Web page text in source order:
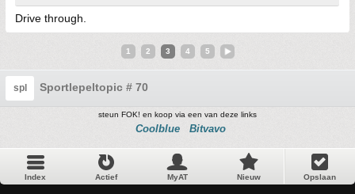
Drive through.
1 2 3 4 5
spl Sportlepeltopic # 70
steun FOK! en koop via een van deze links
Coolblue Bitvavo
Index Actief MyAT Nieuw Opslaan